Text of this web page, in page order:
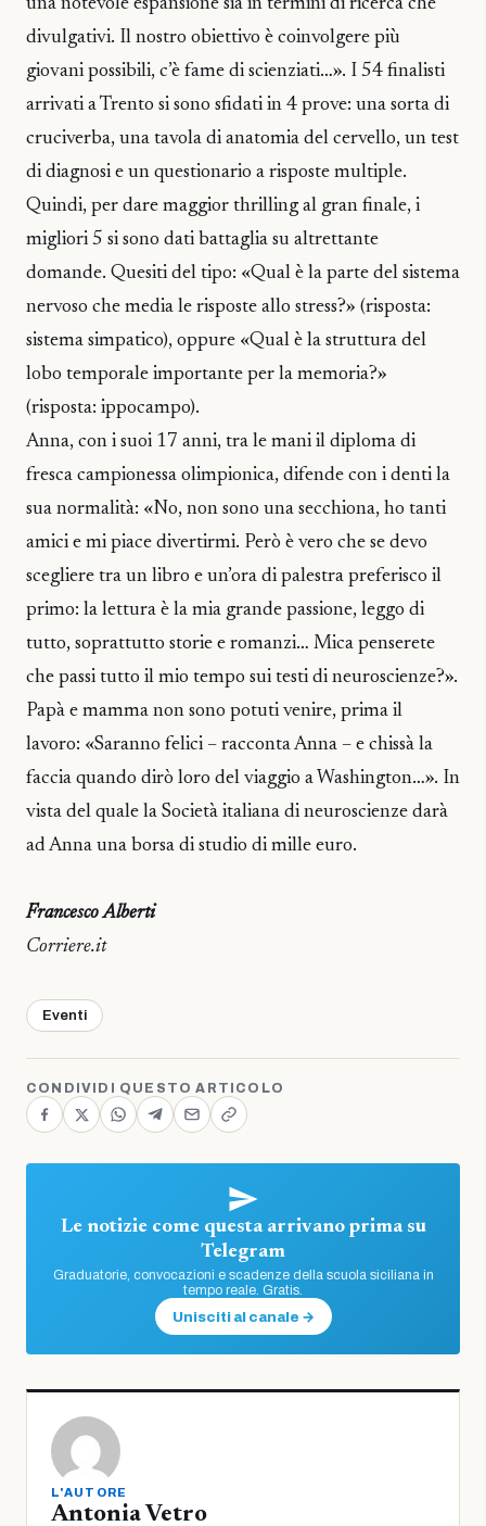
una notevole espansione sia in termini di ricerca che
divulgativi. Il nostro obiettivo è coinvolgere più
giovani possibili, c’è fame di scienziati…». I 54 finalisti
arrivati a Trento si sono sfidati in 4 prove: una sorta di
cruciverba, una tavola di anatomia del cervello, un test
di diagnosi e un questionario a risposte multiple.
Quindi, per dare maggior thrilling al gran finale, i
migliori 5 si sono dati battaglia su altrettante
domande. Quesiti del tipo: «Qual è la parte del sistema
nervoso che media le risposte allo stress?» (risposta:
sistema simpatico), oppure «Qual è la struttura del
lobo temporale importante per la memoria?»
(risposta: ippocampo).
Anna, con i suoi 17 anni, tra le mani il diploma di
fresca campionessa olimpionica, difende con i denti la
sua normalità: «No, non sono una secchiona, ho tanti
amici e mi piace divertirmi. Però è vero che se devo
scegliere tra un libro e un’ora di palestra preferisco il
primo: la lettura è la mia grande passione, leggo di
tutto, soprattutto storie e romanzi… Mica penserete
che passi tutto il mio tempo sui testi di neuroscienze?».
Papà e mamma non sono potuti venire, prima il
lavoro: «Saranno felici – racconta Anna – e chissà la
faccia quando dirò loro del viaggio a Washington…». In
vista del quale la Società italiana di neuroscienze darà
ad Anna una borsa di studio di mille euro.
Francesco Alberti
Corriere.it
Eventi
CONDIVIDI QUESTO ARTICOLO
Le notizie come questa arrivano prima su
Telegram
Graduatorie, convocazioni e scadenze della scuola siciliana in
tempo reale. Gratis.
Unisciti al canale →
L'AUTORE
Antonia Vetro